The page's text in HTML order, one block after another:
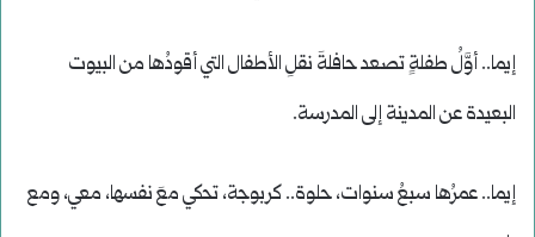
إيما.. أوَّلُ طفلةٍ تصعد حافلةَ نقلِ الأطفال التي أقودُها من البيوت
البعيدة عن المدينة إلى المدرسة.
إيما.. عمرُها سبعُ سنوات، حلوة.. كربوجة، تحكي معَ نفسها، معي، ومع